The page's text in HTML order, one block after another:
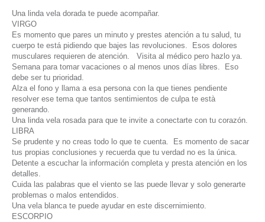
Una linda vela dorada te puede acompañar.
VIRGO
Es momento que pares un minuto y prestes atención a tu salud, tu
cuerpo te está pidiendo que bajes las revoluciones. Esos dolores
musculares requieren de atención. Visita al médico pero hazlo ya.
Semana para tomar vacaciones o al menos unos días libres. Eso
debe ser tu prioridad.
Alza el fono y llama a esa persona con la que tienes pendiente
resolver ese tema que tantos sentimientos de culpa te està
generando.
Una linda vela rosada para que te invite a conectarte con tu corazón.
LIBRA
Se prudente y no creas todo lo que te cuenta. Es momento de sacar
tus propias conclusiones y recuerda que tu verdad no es la única.
Detente a escuchar la información completa y presta atención en los
detalles.
Cuida las palabras que el viento se las puede llevar y solo generarte
problemas o malos entendidos.
Una vela blanca te puede ayudar en este discernimiento.
ESCORPIO